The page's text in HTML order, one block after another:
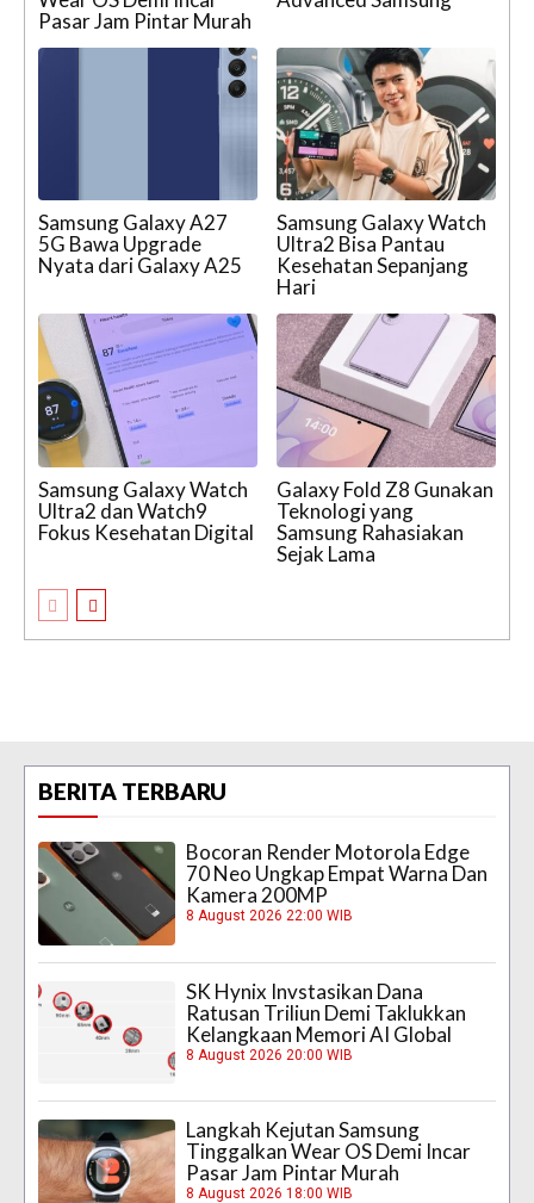
Pasar Jam Pintar Murah
Samsung Galaxy A27
5G Bawa Upgrade
Nyata dari Galaxy A25
Samsung Galaxy Watch
Ultra2 Bisa Pantau
Kesehatan Sepanjang
Hari
Samsung Galaxy Watch
Ultra2 dan Watch9
Fokus Kesehatan Digital
Galaxy Fold Z8 Gunakan
Teknologi yang
Samsung Rahasiakan
Sejak Lama
BERITA TERBARU
Bocoran Render Motorola Edge
70 Neo Ungkap Empat Warna Dan
Kamera 200MP
8 August 2026 22:00 WIB
SK Hynix Invstasikan Dana
Ratusan Triliun Demi Taklukkan
Kelangkaan Memori AI Global
8 August 2026 20:00 WIB
Langkah Kejutan Samsung
Tinggalkan Wear OS Demi Incar
Pasar Jam Pintar Murah
8 August 2026 18:00 WIB